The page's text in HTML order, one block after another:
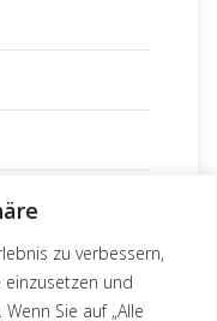
zu verbessern,
und
Sie auf „Alle
Sie zu, dass wir